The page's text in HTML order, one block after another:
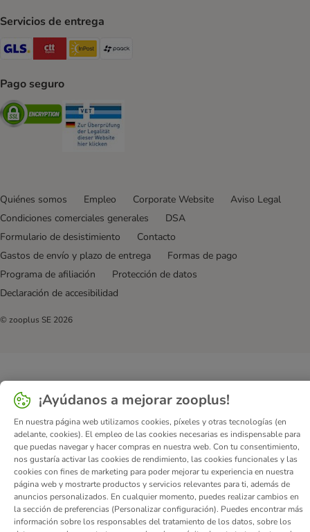
Servicios de entrega
GLS Shipping Method
CTTExpress Shipping Method
InPost Shipping Method
Pago seguro
Security
Quiénes somos Empleo Corporate Website
Aviso Legal
Condiciones comerciales generales
DSA
Formulario de desistimiento
Contacto
Gastos de envío y plazo de entrega
Formas de pago
Programa de afiliación
Protección de datos
Declaración de accesibilidad
© zooplus SE 2026
¡Ayúdanos a mejorar zooplus!
En nuestra página web utilizamos cookies, píxeles y otras tecnologías (en
adelante, cookies). El empleo de las cookies necesarias es indispensable para
que puedas navegar y hacer compras en nuestra web. Con tu consentimiento,
nos gustaría activar las cookies de rendimiento, las cookies funcionales y las
cookies con fines de marketing para poder mejorar tu experiencia en nuestra
página web y mostrarte productos y servicios relevantes para ti, además de
anuncios personalizados. En cualquier momento, puedes realizar cambios en
la sección de preferencias (Personalizar configuración). Puedes encontrar más
información sobre los responsables del tratamiento de los datos, sobre los